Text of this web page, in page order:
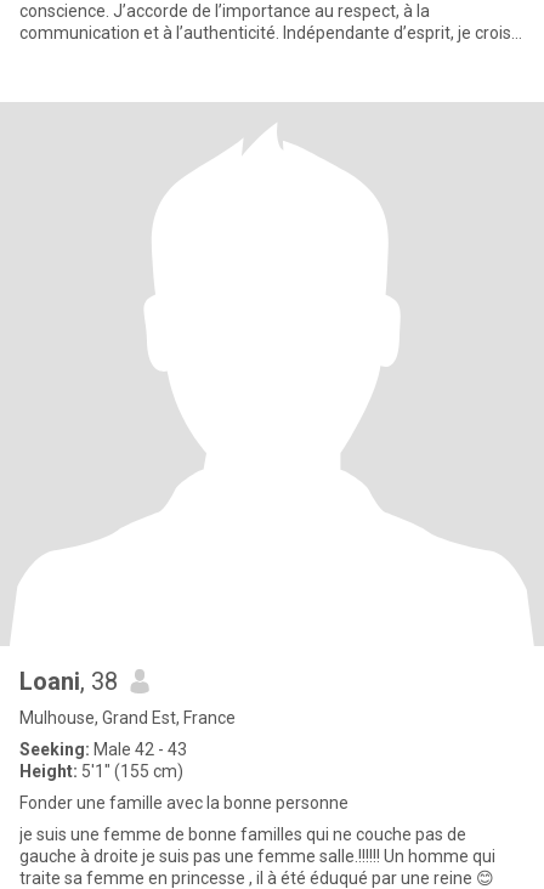
conscience. J’accorde de l’importance au respect, à la
communication et à l’authenticité. Indépendante d’esprit, je crois
Loani, 38
Mulhouse, Grand Est, France
Seeking: Male 42 - 43
Height: 5'1" (155 cm)
Fonder une famille avec la bonne personne
je suis une femme de bonne familles qui ne couche pas de
gauche à droite je suis pas une femme salle.!!!!!! Un homme qui
traite sa femme en princesse , il à été éduqué par une reine 😊